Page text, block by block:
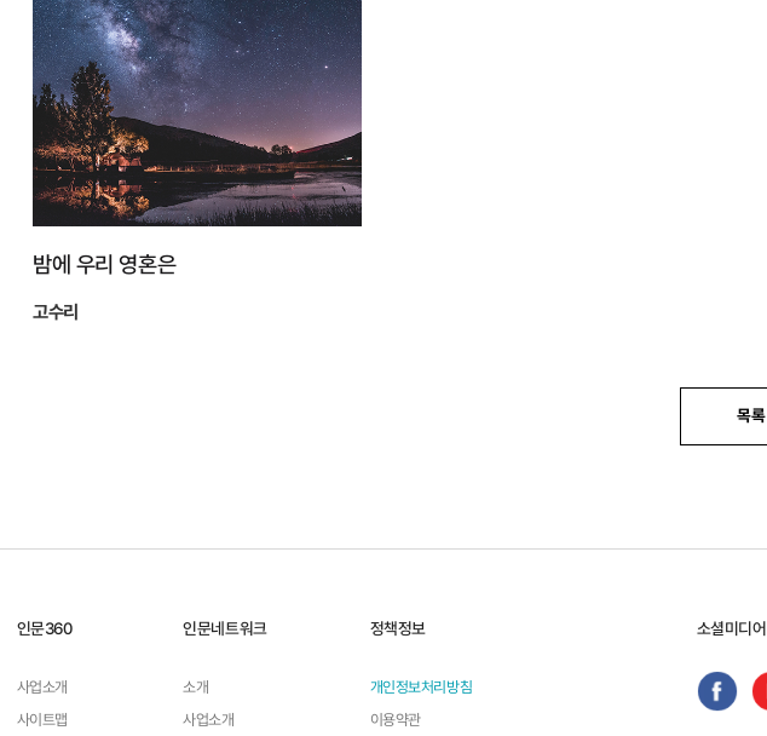
밤에 우리 영혼은
고수리
목록
인문360
사업소개
사이트맵
인문네트워크
소개
사업소개
정책정보
개인정보처리방침
이용약관
소셜미디어